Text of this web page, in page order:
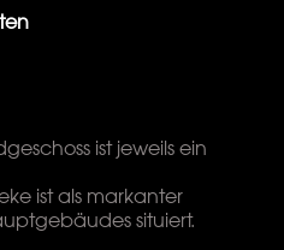
ist jeweils ein
ist als markanter
situiert.